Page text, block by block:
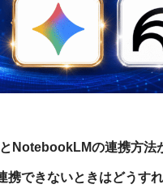
NotebookLMの連携方法
携できないときはどうす